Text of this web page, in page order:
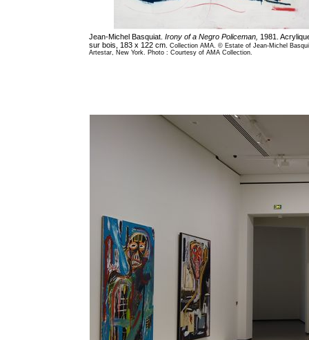
Jean-Michel Basquiat. Irony of a Negro Policeman, 1981.
sur bois, 183 x 122 cm. Collection AMA. © Estate of Jean-Michel
Artestar, New York. Photo : Courtesy of AMA Collection.